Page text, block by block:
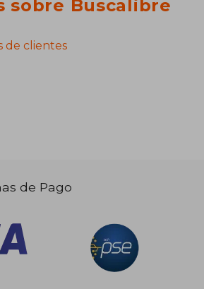
sobre Buscalibre
de clientes
de Pago